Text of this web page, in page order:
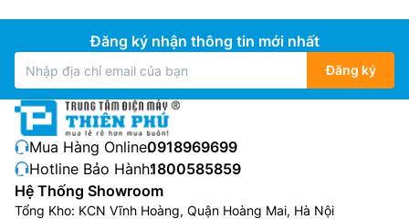
Đăng ký nhận thông tin mới nhất
Đăng ký
Mua Hàng Online:0918969699
Hotline Bảo Hành:1800585859
Hệ Thống Showroom
Tổng Kho: KCN Vĩnh Hoàng, Quận Hoàng Mai, Hà Nội